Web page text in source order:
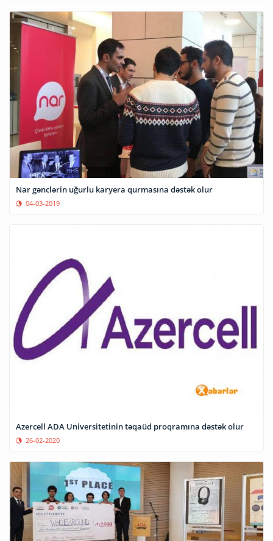
Nar gənclərin uğurlu karyera qurmasına dəstək olur
04-03-2019
Azercell ADA Universitetinin təqaüd proqramına dəstək olur
26-02-2020